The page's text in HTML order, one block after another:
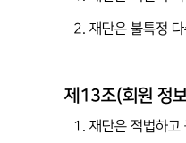
2. 재단은 불특정
제13조(회원 정
1. 재단은 적법하고